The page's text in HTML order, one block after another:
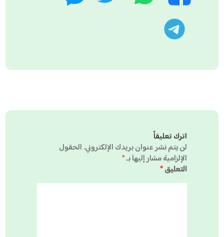
اترك تعليقاً
لن يتم نشر عنوان بريدك الإلكتروني.الحقول
الإلزامية مشار إليها بـ*
التعليق*